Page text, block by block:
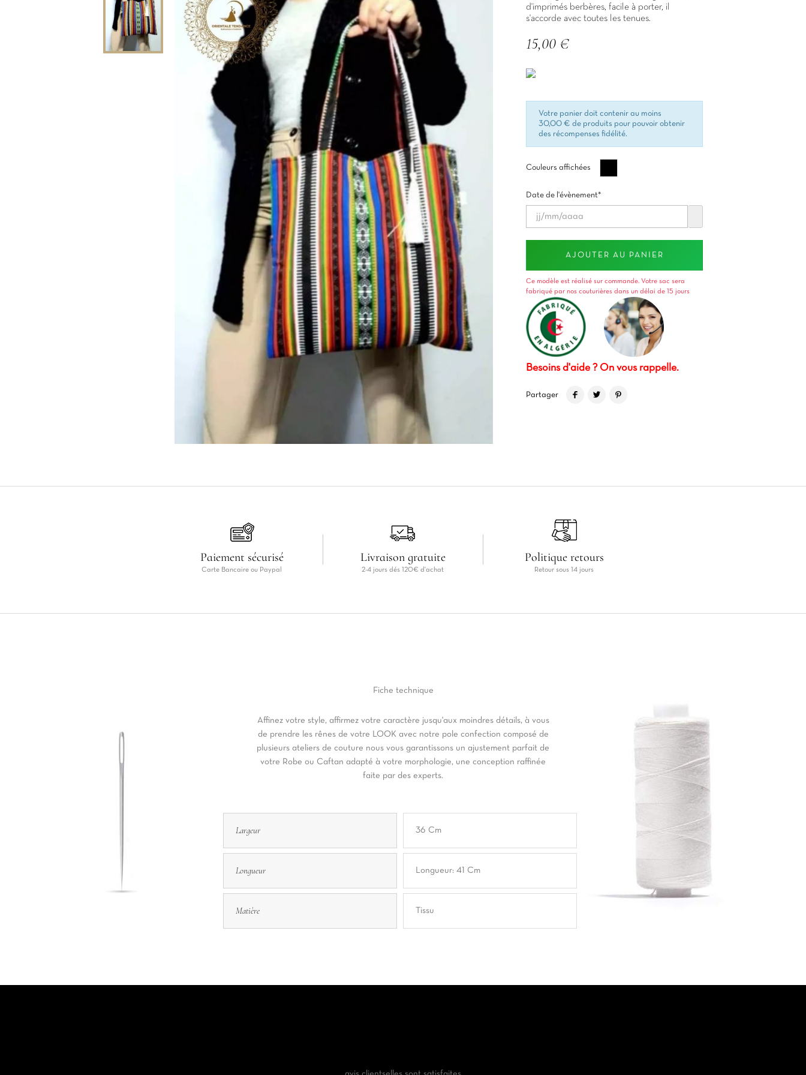
d'imprimés berbères, facile à porter, il
s'accorde avec toutes les tenues.
15,00 €
Votre panier doit contenir au moins
30,00 € de produits pour pouvoir obtenir
des récompenses fidélité.
Couleurs affichées
Date de l'évènement*
AJOUTER AU PANIER
Ce modèle est réalisé sur commande. Votre sac sera
fabriqué par nos couturières dans un délai de 15 jours
Besoins d'aide ? On vous rappelle.
Partager
Paiement sécurisé
Carte Bancaire ou Paypal
Livraison gratuite
2-4 jours dés 120€ d'achat
Politique retours
Retour sous 14 jours
Fiche technique
Affinez votre style, affirmez votre caractère jusqu'aux moindres détails, à vous
de prendre les rênes de votre LOOK avec notre pole confection composé de
plusieurs ateliers de couture nous vous garantissons un ajustement parfait de
votre Robe ou Caftan adapté à votre morphologie, une conception raffinée
faite par des experts.
Largeur 36 Cm
Longueur Longueur: 41 Cm
Matière Tissu